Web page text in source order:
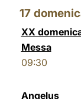
17
XX
Messa
09:30
Angelus